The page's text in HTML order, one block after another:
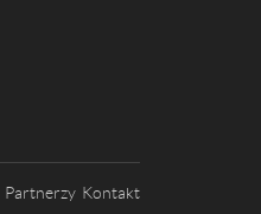
Partnerzy Kontakt